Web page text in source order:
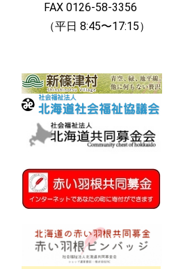
FAX 0126-58-3356
（平日 8:45〜17:15）